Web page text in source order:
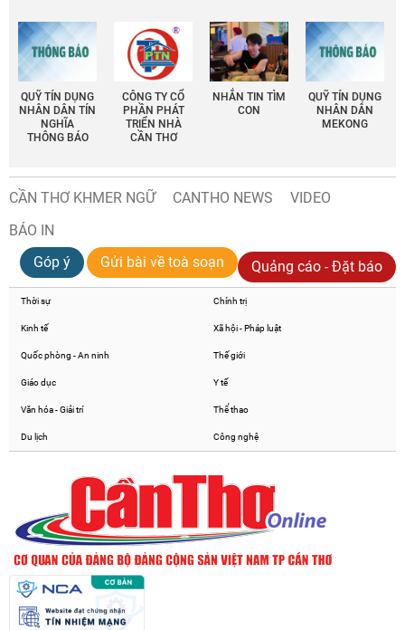
QUỸ TÍN DỤNG
NHÂN DÂN TÍN
NGHĨA
THÔNG BÁO
CÔNG TY CỔ
PHẦN PHÁT
TRIỂN NHÀ
CẦN THƠ
NHẮN TIN TÌM
CON
QUỸ TÍN DỤNG
NHÂN DÂN
MEKONG
CẦN THƠ KHMER NGỮ CANTHO NEWS
VIDEO
BÁO IN
Góp ý
Gửi bài về toà soạn Quảng cáo - Đặt báo
Thời sự Chính trị
Kinh tế Xã hội - Pháp luật
Quốc phòng - An ninh Thế giới
Giáo dục Y tế
Văn hóa - Giải trí Thể thao
Du lịch Công nghệ